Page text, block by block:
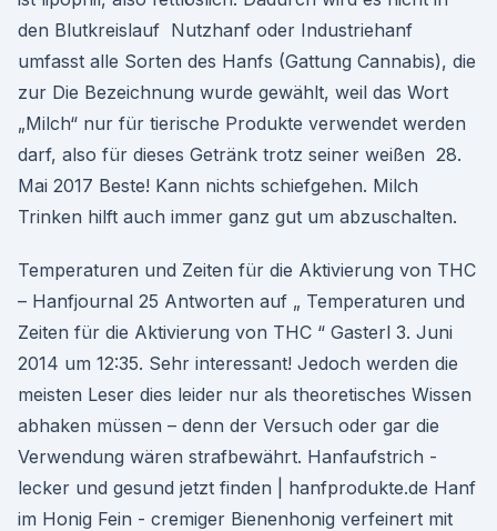
den Blutkreislauf Nutzhanf oder Industriehanf
umfasst alle Sorten des Hanfs (Gattung Cannabis), die
zur Die Bezeichnung wurde gewählt, weil das Wort
„Milch“ nur für tierische Produkte verwendet werden
darf, also für dieses Getränk trotz seiner weißen 28.
Mai 2017 Beste! Kann nichts schiefgehen. Milch
Trinken hilft auch immer ganz gut um abzuschalten.
Temperaturen und Zeiten für die Aktivierung von THC
– Hanfjournal 25 Antworten auf „ Temperaturen und
Zeiten für die Aktivierung von THC “ Gasterl 3. Juni
2014 um 12:35. Sehr interessant! Jedoch werden die
meisten Leser dies leider nur als theoretisches Wissen
abhaken müssen – denn der Versuch oder gar die
Verwendung wären strafbewährt. Hanfaufstrich -
lecker und gesund jetzt finden | hanfprodukte.de Hanf
im Honig Fein - cremiger Bienenhonig verfeinert mit